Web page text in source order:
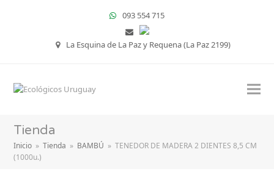
093 554 715
La Esquina de La Paz y Requena (La Paz 2199)
Tienda
Inicio » Tienda » BAMBÚ » TENEDOR DE MADERA 2 DIENTES 8,5 CM
(1000u.)